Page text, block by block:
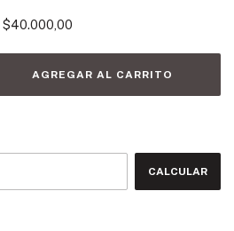
$40.000,00
CALCULAR